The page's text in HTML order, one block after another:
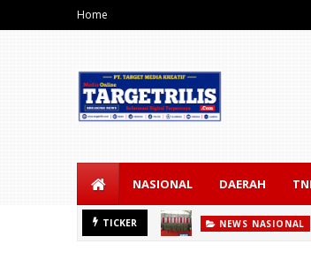
Home
NASIONAL DAERAH TNI
TICKER NEWS NASIONAL